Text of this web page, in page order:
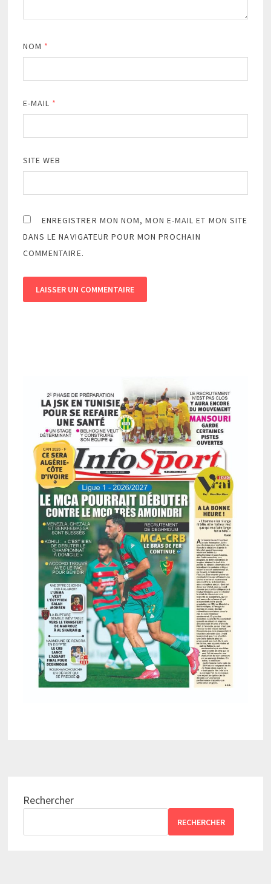
NOM *
E-MAIL *
SITE WEB
ENREGISTRER MON NOM, MON E-MAIL ET MON SITE
DANS LE NAVIGATEUR POUR MON PROCHAIN
COMMENTAIRE.
Rechercher
RECHERCHER